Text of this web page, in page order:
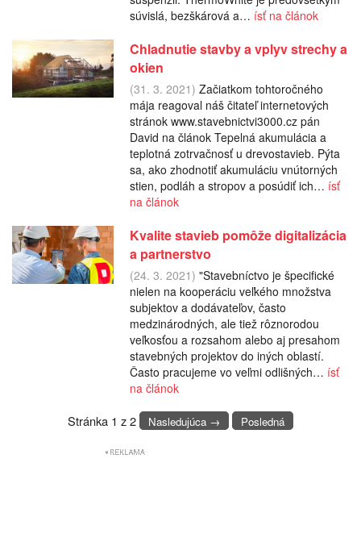
súvislá, bezškárová a… ísť na článok
Chladnutie stavby a vplyv strechy a
okien
(31. 3. 2021) Začiatkom tohtoročného
mája reagoval náš čitateľ internetových
stránok www.stavebnictvi3000.cz pán
David na článok Tepelná akumulácia a
teplotná zotrvačnosť u drevostavieb. Pýta
sa, ako zhodnotiť akumuláciu vnútorných
stien, podláh a stropov a posúdiť ich… ísť
na článok
Kvalite stavieb pomôže digitalizácia
a partnerstvo
(24. 3. 2021) "Stavebníctvo je špecifické
nielen na kooperáciu veľkého množstva
subjektov a dodávateľov, často
medzinárodných, ale tiež rôznorodou
veľkosťou a rozsahom alebo aj presahom
stavebných projektov do iných oblastí.
Často pracujeme vo veľmi odlišných… ísť
na článok
Stránka 1 z 2 Nasledujúca → Posledná